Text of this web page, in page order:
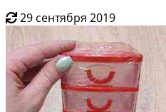
29 сентября 2019